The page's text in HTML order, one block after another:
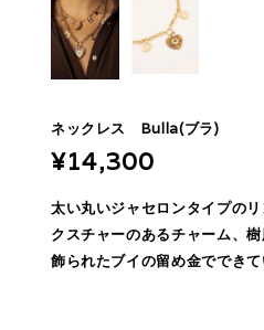
ネックレス Bulla(ブラ)
¥14,300
太い丸いジャセロンタイプの
クスチャーのあるチャーム、
飾られたブイの留め金でできて